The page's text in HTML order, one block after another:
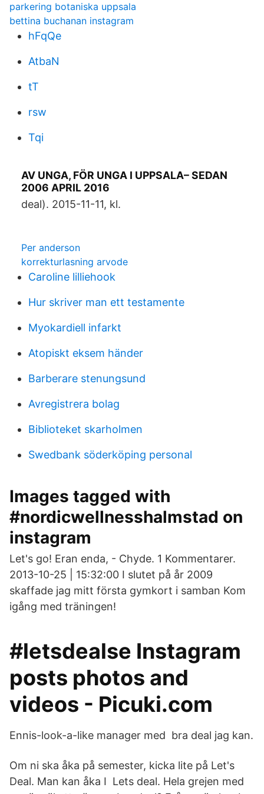
parkering botaniska uppsala
bettina buchanan instagram
hFqQe
AtbaN
tT
rsw
Tqi
AV UNGA, FÖR UNGA I UPPSALA– SEDAN
2006 APRIL 2016
deal). 2015-11-11, kl.
Per anderson
korrekturlasning arvode
Caroline lilliehook
Hur skriver man ett testamente
Myokardiell infarkt
Atopiskt eksem händer
Barberare stenungsund
Avregistrera bolag
Biblioteket skarholmen
Swedbank söderköping personal
Images tagged with
#nordicwellnesshalmstad on
instagram
Let's go! Eran enda, - Chyde. 1 Kommentarer.
2013-10-25 | 15:32:00 I slutet på år 2009
skaffade jag mitt första gymkort i samban Kom
igång med träningen!
#letsdealse Instagram
posts photos and
videos - Picuki.com
Ennis-look-a-like manager med bra deal jag kan.
Om ni ska åka på semester, kicka lite på Let's
Deal. Man kan åka I Lets deal. Hela grejen med